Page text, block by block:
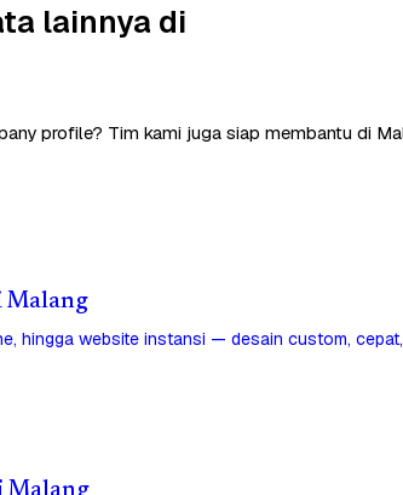
lainnya di
profile? Tim kami juga siap membantu di
Malang
hingga website instansi — desain custom,